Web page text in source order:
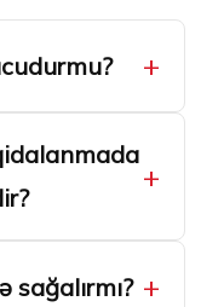
+
+
+